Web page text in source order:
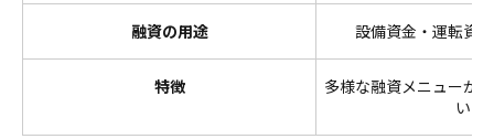
融資の用途 設備資金・運転資
特徴
多様な融資メニューが
い